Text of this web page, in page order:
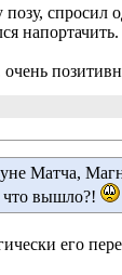
спросил
напортачить.
очень
Матча,
что вышло?!
его